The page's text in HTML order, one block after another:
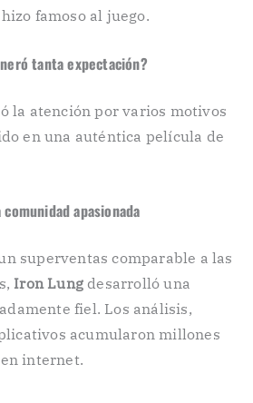
famoso al juego.
tanta expectación?
la atención por varios motivos
en una auténtica película de
apasionada
superventas comparable a las
Iron Lung desarrolló una
fiel. Los análisis,
acumularon millones
internet.